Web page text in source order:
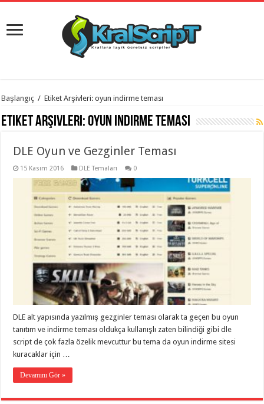
istanbul
evden
eve
organizasyon,
evden
taşımacılık,
taşımacılık,
,
gaziantep
evden
taşımacılık,
gaziantep
taşımacılık,
evden
Başlangıç / Etiket Arşivleri: oyun indirme teması
Etiket Arşivleri:oyun indirme teması
DLE Oyun ve Gezginler Teması
15 Kasım 2016 DLE Temaları 0
DLE alt yapısında yazılmış gezginler teması olarak ta geçen bu oyun
tanıtım ve indirme teması oldukça kullanışlı zaten bilindiği gibi dle
script de çok fazla özelik mevcuttur bu tema da oyun indirme sitesi
kuracaklar için …
Devamını Gör »